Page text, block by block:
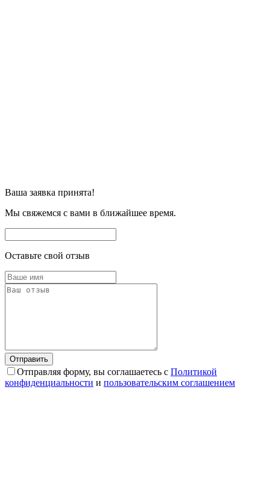
Ваша заявка принята!
Мы свяжемся с вами в ближайшее время.
Оставьте свой отзыв
Отправляя форму, вы соглашаетесь с Политикой
конфиденциальности и пользовательским соглашением